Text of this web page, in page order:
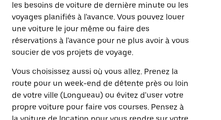
les besoins de voiture de dernière minute ou les
voyages planifiés à l'avance. Vous pouvez louer
une voiture le jour même ou faire des
réservations à l'avance pour ne plus avoir à vous
soucier de vos projets de voyage.
Vous choisissez aussi où vous allez. Prenez la
route pour un week-end de détente près ou loin
de votre ville (Longueau) ou évitez d'user votre
propre voiture pour faire vos courses. Pensez à